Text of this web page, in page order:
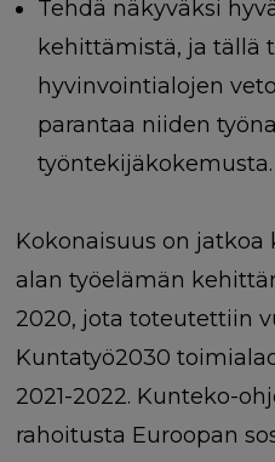
Tehdä näkyväksi
kehittämistä, ja tällä
hyvinvointialojen
parantaa niiden
työntekijäkokemusta.
Kokonaisuus on
alan työelämän
2020, jota toteutettiin
Kuntatyö2030
2021-2022. Kunteko-
rahoitusta Euroopan